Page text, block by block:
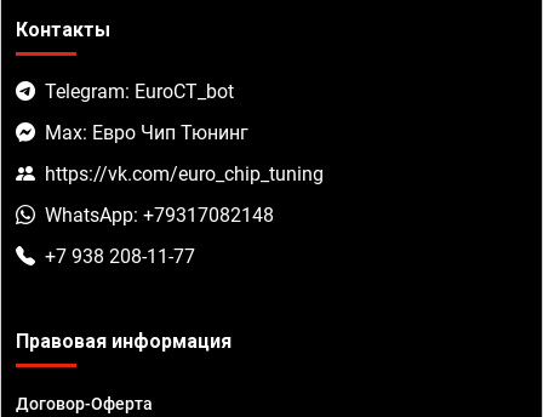
Контакты
Telegram: EuroCT_bot
Max: Евро Чип Тюнинг
https://vk.com/euro_chip_tuning
WhatsApp: +79317082148
+7 938 208-11-77
Правовая информация
Договор-Оферта